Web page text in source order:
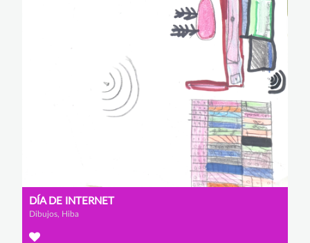
DÍA DE INTERNET
Dibujos, Hiba